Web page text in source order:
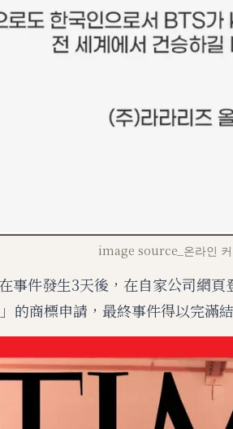
image source_온라인 커
事件發生3天後，在自家公司網
的商標申請，最終事件得以完滿